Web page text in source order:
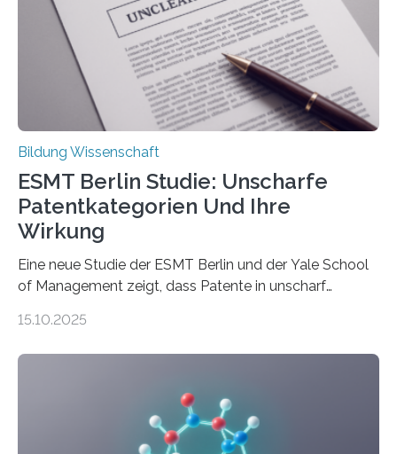
Hochschule Bochum. Im Rahmen des
Promotionsprojekts „BACKCamPAIN“ führt die
Doktorandin Deborah Jost (Hochschule Bochum,
Promotionskolleg NRW) derzeit eine Online-Umfrage
durch. Ziel ist es, herauszufinden,…
Bildung Wissenschaft
ESMT Berlin Studie: Unscharfe
Patentkategorien Und Ihre
Wirkung
Eine neue Studie der ESMT Berlin und der Yale School
of Management zeigt, dass Patente in unscharf
häufiger zu bahnbrechenden Innovationen führen und
Erfindungen entstehen besonders dann, wenn
Wissenskategorien verschwimmen. Das zeigt neue
Forschung von Gianluca Carnabuci, Professor of
15.10.2025